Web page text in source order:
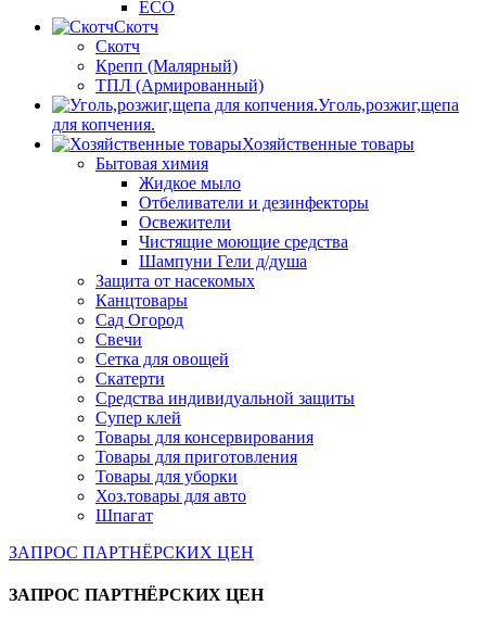
ECO
Скотч
Скотч
Крепп (Малярный)
ТПЛ (Армированный)
Уголь,розжиг,щепа
для копчения.
Хозяйственные товары
Бытовая химия
Жидкое мыло
Отбеливатели и дезинфекторы
Освежители
Чистящие моющие средства
Шампуни Гели д/душа
Защита от насекомых
Канцтовары
Сад Огород
Свечи
Сетка для овощей
Скатерти
Средства индивидуальной защиты
Супер клей
Товары для консервирования
Товары для приготовления
Товары для уборки
Хоз.товары для авто
Шпагат
ЗАПРОС ПАРТНЁРСКИХ ЦЕН
ЗАПРОС ПАРТНЁРСКИХ ЦЕН